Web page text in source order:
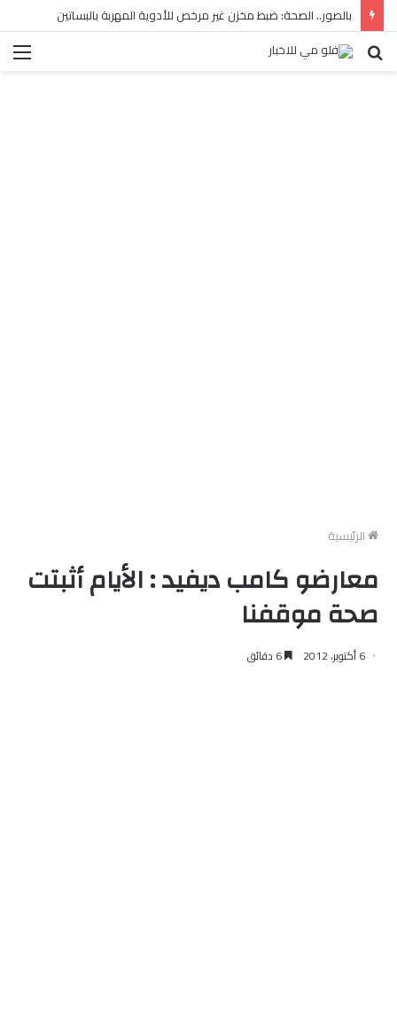
بالصور.. الصحة: ضبط مخزن غير مرخص للأدوية المهربة بالبساتين
بحث
الرئيسية
معارضو كامب ديفيد : الأيام أثبتت
صحة موقفنا
6 أكتوبر، 2012